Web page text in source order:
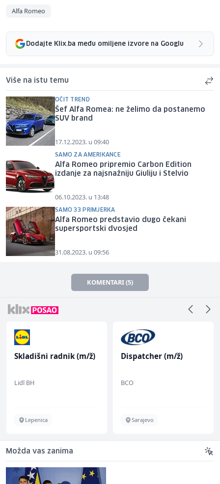
Alfa Romeo
Dodajte Klix.ba među omiljene izvore na Googlu
Više na istu temu
OČIT TREND
Šef Alfa Romea: ne želimo da postanemo
SUV brand
17.12.2023. u 09:40
SAMO ZA AMERIKANCE
Alfa Romeo pripremio Carbon Edition
izdanje za najsnažniju Giuliju i Stelvio
06.10.2023. u 13:48
SAMO 33 PRIMJERKA
Alfa Romeo predstavio dugo čekani
supersportski dvosjed
31.08.2023. u 09:56
KOMENTARI (5)
Skladišni radnik (m/ž)
Lidl BH
Lepenica
Dispatcher (m/ž)
BCO
Sarajevo
Možda vas zanima